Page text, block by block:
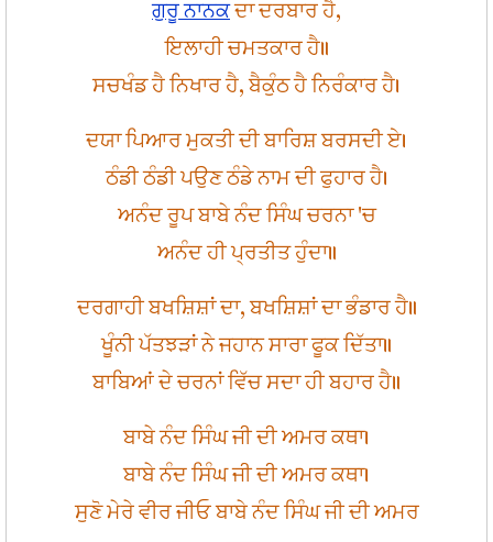
ਗੁਰੂ ਨਾਨਕਦਾ ਦਰਬਾਰ ਹੈ,
ਇਲਾਹੀ ਚਮਤਕਾਰ ਹੈ॥
ਸਚਖੰਡ ਹੈ ਨਿਖਾਰ ਹੈ, ਬੈਕੁੰਠ ਹੈ ਨਿਰੰਕਾਰ ਹੈ।
ਦਯਾ ਪਿਆਰ ਮੁਕਤੀ ਦੀ ਬਾਰਿਸ਼ ਬਰਸਦੀ ਏ।
ਠੰਡੀ ਠੰਡੀ ਪਉਣ ਠੰਡੇ ਨਾਮ ਦੀ ਫੁਹਾਰ ਹੈ।
ਅਨੰਦ ਰੂਪ ਬਾਬੇ ਨੰਦ ਸਿੰਘ ਚਰਨਾ 'ਚ
ਅਨੰਦ ਹੀ ਪ੍ਰਤੀਤ ਹੁੰਦਾ॥
ਦਰਗਾਹੀ ਬਖਸ਼ਿਸ਼ਾਂ ਦਾ, ਬਖਸ਼ਿਸ਼ਾਂ ਦਾ ਭੰਡਾਰ ਹੈ॥
ਖੂੰਨੀ ਪੱਤਝੜਾਂ ਨੇ ਜਹਾਨ ਸਾਰਾ ਫੂਕ ਦਿੱਤਾ॥
ਬਾਬਿਆਂ ਦੇ ਚਰਨਾਂ ਵਿੱਚ ਸਦਾ ਹੀ ਬਹਾਰ ਹੈ॥
ਬਾਬੇ ਨੰਦ ਸਿੰਘ ਜੀ ਦੀ ਅਮਰ ਕਥਾ।
ਬਾਬੇ ਨੰਦ ਸਿੰਘ ਜੀ ਦੀ ਅਮਰ ਕਥਾ।
ਸੁਣੋ ਮੇਰੇ ਵੀਰ ਜੀਓ ਬਾਬੇ ਨੰਦ ਸਿੰਘ ਜੀ ਦੀ ਅਮਰ